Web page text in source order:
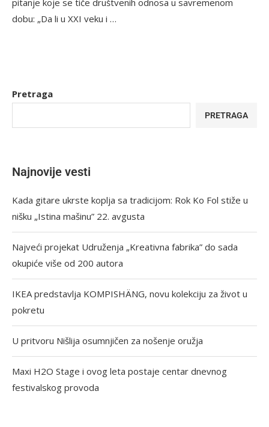
dobu: „Da li u XXI veku i …
Pretraga
PRETRAGA
Najnovije vesti
Kada gitare ukrste koplja sa tradicijom: Rok Ko Fol stiže u
nišku „Istina mašinu” 22. avgusta
Najveći projekat Udruženja „Kreativna fabrika” do sada
okupiće više od 200 autora
IKEA predstavlja KOMPISHÄNG, novu kolekciju za život u
pokretu
U pritvoru Nišlija osumnjičen za nošenje oružja
Maxi H2O Stage i ovog leta postaje centar dnevnog
festivalskog provoda